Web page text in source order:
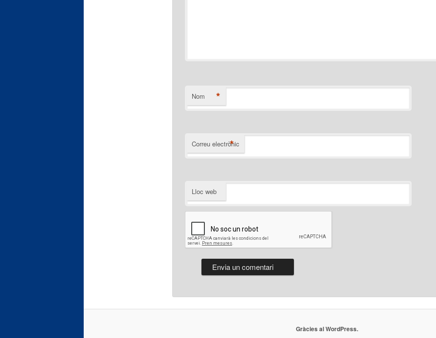
Nom *
Correu electrònic
*
Lloc web
Gràcies al WordPress.